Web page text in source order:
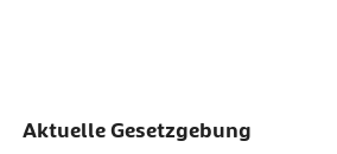
Aktuelle Gesetzgebung